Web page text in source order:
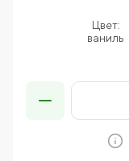
Цвет:
ваниль